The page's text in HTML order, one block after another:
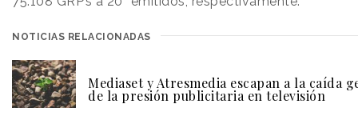
NOTICIAS RELACIONADAS
Mediaset y Atresmedia escapan a la caída
de la presión publicitaria en televisión